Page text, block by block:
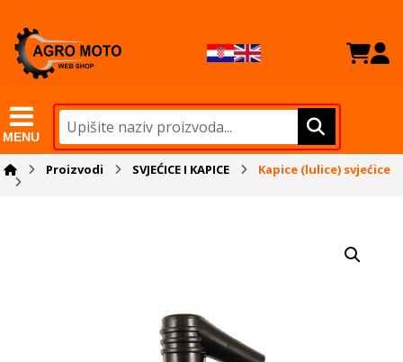
MENU
Proizvodi SVJEĆICE I KAPICE Kapice (lulice) svjećice